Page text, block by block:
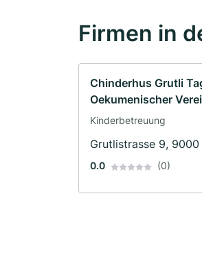
Firmen in
Chinderhus Grutli
Oekumenischer
Kinderbetreuung
Grutlistrasse 9, 9000
0.0 (0)